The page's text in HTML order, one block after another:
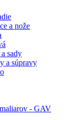
a nože
sady
a súpravy
- GAV